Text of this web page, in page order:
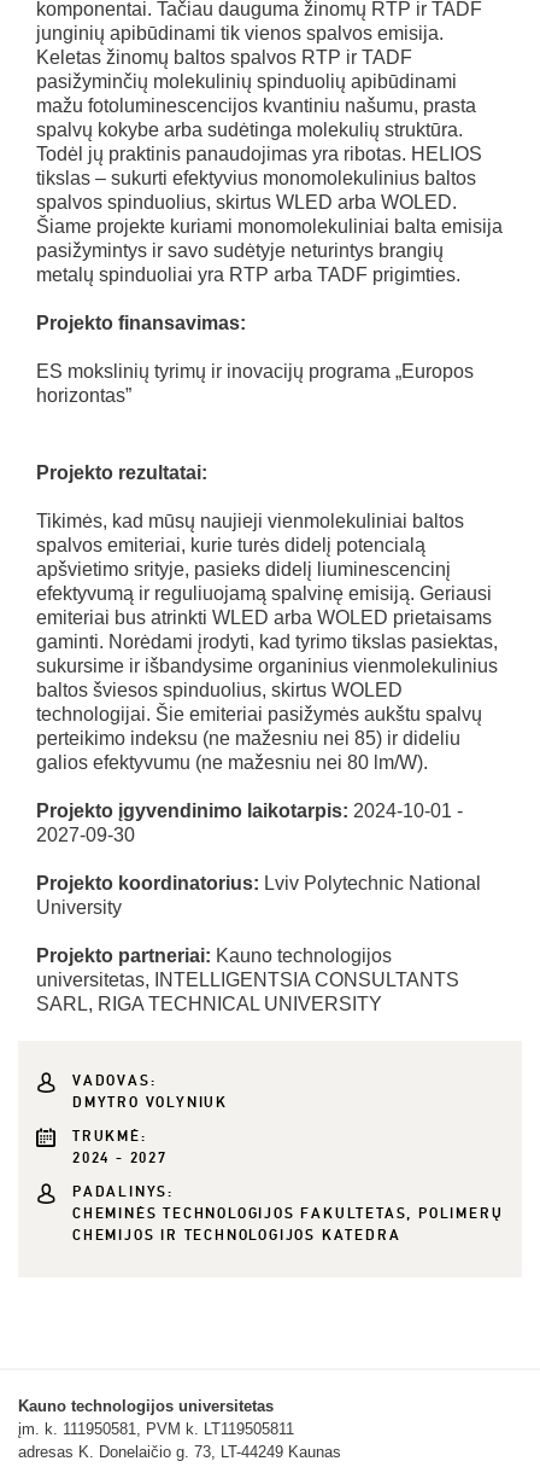
komponentai. Tačiau dauguma žinomų RTP ir TADF
junginių apibūdinami tik vienos spalvos emisija.
Keletas žinomų baltos spalvos RTP ir TADF
pasižyminčių molekulinių spinduolių apibūdinami
mažu fotoluminescencijos kvantiniu našumu, prasta
spalvų kokybe arba sudėtinga molekulių struktūra.
Todėl jų praktinis panaudojimas yra ribotas. HELIOS
tikslas – sukurti efektyvius monomolekulinius baltos
spalvos spinduolius, skirtus WLED arba WOLED.
Šiame projekte kuriami monomolekuliniai balta emisija
pasižymintys ir savo sudėtyje neturintys brangių
metalų spinduoliai yra RTP arba TADF prigimties.
Projekto finansavimas:
ES mokslinių tyrimų ir inovacijų programa „Europos
horizontas”
Projekto rezultatai:
Tikimės, kad mūsų naujieji vienmolekuliniai baltos
spalvos emiteriai, kurie turės didelį potencialą
apšvietimo srityje, pasieks didelį liuminescencinį
efektyvumą ir reguliuojamą spalvinę emisiją. Geriausi
emiteriai bus atrinkti WLED arba WOLED prietaisams
gaminti. Norėdami įrodyti, kad tyrimo tikslas pasiektas,
sukursime ir išbandysime organinius vienmolekulinius
baltos šviesos spinduolius, skirtus WOLED
technologijai. Šie emiteriai pasižymės aukštu spalvų
perteikimo indeksu (ne mažesniu nei 85) ir dideliu
galios efektyvumu (ne mažesniu nei 80 lm/W).
Projekto įgyvendinimo laikotarpis: 2024-10-01 -
2027-09-30
Projekto koordinatorius: Lviv Polytechnic National
University
Projekto partneriai: Kauno technologijos
universitetas, INTELLIGENTSIA CONSULTANTS
SARL, RIGA TECHNICAL UNIVERSITY
VADOVAS:
DMYTRO VOLYNIUK
TRUKMĖ:
2024 - 2027
PADALINYS:
CHEMINĖS TECHNOLOGIJOS FAKULTETAS, POLIMERŲ
CHEMIJOS IR TECHNOLOGIJOS KATEDRA
Kauno technologijos universitetas
įm. k. 111950581, PVM k. LT119505811
adresas K. Donelaičio g. 73, LT-44249 Kaunas